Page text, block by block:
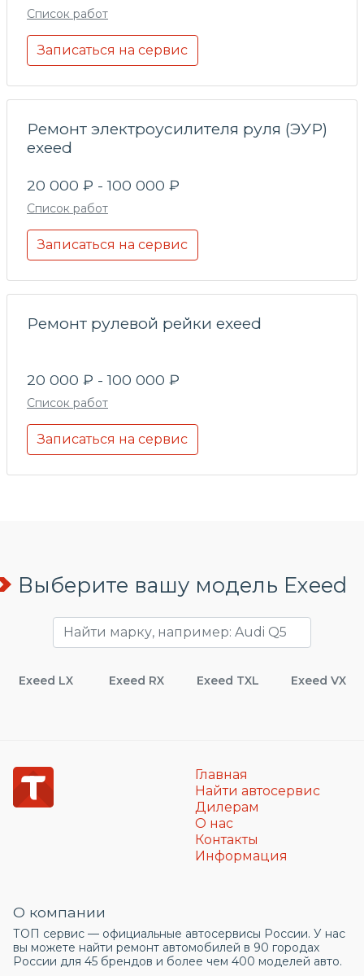
Список работ
Записаться на сервис
Ремонт электроусилителя руля (ЭУР)
exeed
20 000 ₽ - 100 000 ₽
Список работ
Записаться на сервис
Ремонт рулевой рейки exeed
20 000 ₽ - 100 000 ₽
Список работ
Записаться на сервис
Выберите вашу модель Exeed
Exeed LX Exeed RX Exeed TXL Exeed VX
Главная
Найти автосервис
Дилерам
О нас
Контакты
Информация
О компании
ТОП сервис — официальные автосервисы России. У нас
вы можете найти ремонт автомобилей в 90 городах
России для 45 брендов и более чем 400 моделей авто.